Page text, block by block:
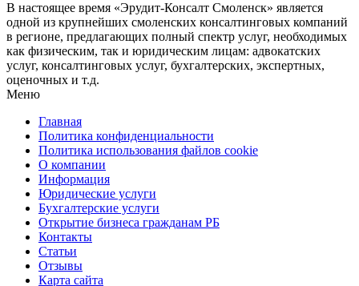
В настоящее время «Эрудит-Консалт Смоленск» является
одной из крупнейших смоленских консалтинговых компаний
в регионе, предлагающих полный спектр услуг, необходимых
как физическим, так и юридическим лицам: адвокатских
услуг, консалтинговых услуг, бухгалтерских, экспертных,
оценочных и т.д.
Меню
Главная
Политика конфиденциальности
Политика использования файлов cookie
О компании
Информация
Юридические услуги
Бухгалтерские услуги
Открытие бизнеса гражданам РБ
Контакты
Статьи
Отзывы
Карта сайта